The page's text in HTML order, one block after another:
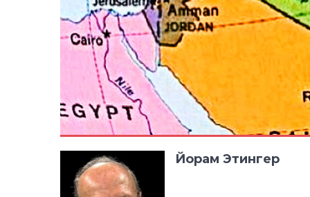
Йорам Этингер